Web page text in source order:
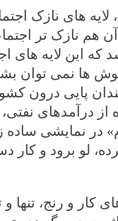
های نازک
هم نازک تر
این لایه های
ها نمی توان
پایی درون
درآمدهای نفتی،
در نمایشی ساده
لو برود و
و رنج، تنها و